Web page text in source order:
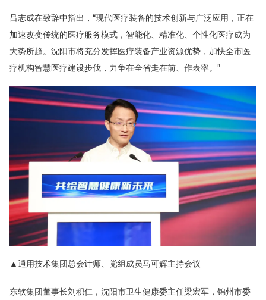
吕志成在致辞中指出，“现代医疗装备的技术创新与广泛应用，正在
加速改变传统的医疗服务模式，智能化、精准化、个性化医疗成为
大势所趋。沈阳市将充分发挥医疗装备产业资源优势，加快全市医
疗机构智慧医疗建设步伐，力争在全省走在前、作表率。 ”
▲通用技术集团总会计师、党组成员马可辉主持会议
东软集团董事长刘积仁，沈阳市卫生健康委主任梁宏军，锦州市委